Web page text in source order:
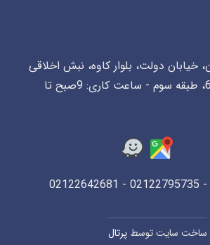
خیابان دولت، بلوار کاوه، نبش اخلاقی
غربی، پلاک29، واحد6، طبقه سوم - ساعت کاری: 9صبح تا
ساخت سایت توسطپرتال